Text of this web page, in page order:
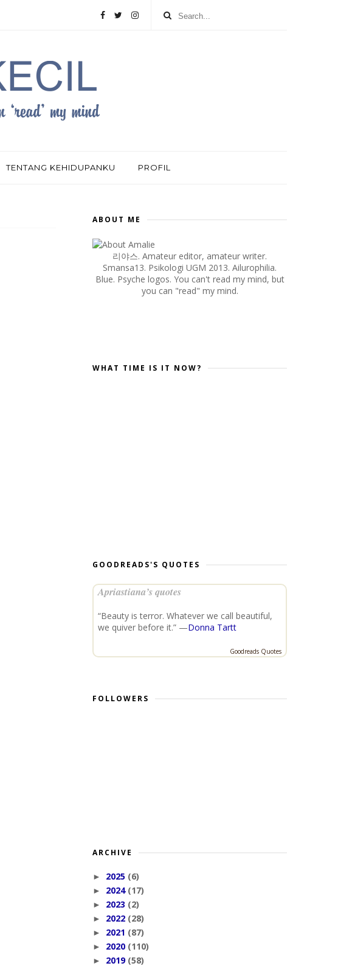
TENTANG KEHIDUPANKU PROFIL
ABOUT ME
리야스. Amateur editor, amateur writer.
Smansa13. Psikologi UGM 2013. Ailurophilia.
Blue. Psyche logos. You can't read my mind, but
you can "read" my mind.
WHAT TIME IS IT NOW?
GOODREADS'S QUOTES
Apriastiana’s quotes
“Beauty is terror. Whatever we call beautiful,
we quiver before it.” —Donna Tartt
Goodreads Quotes
FOLLOWERS
ARCHIVE
► 2025 (6)
► 2024 (17)
► 2023 (2)
► 2022 (28)
► 2021 (87)
► 2020 (110)
► 2019 (58)